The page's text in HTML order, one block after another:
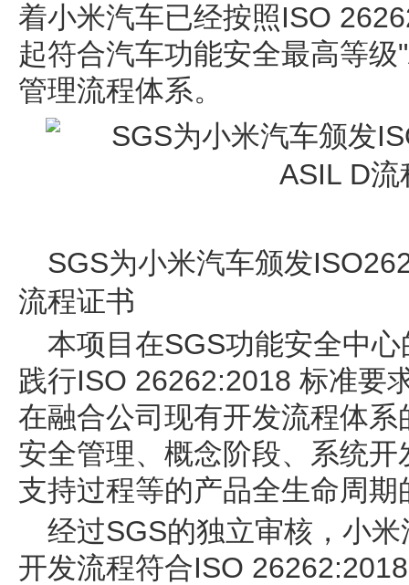
着小米汽车已经按照ISO
起符合汽车功能安全最高等
管理流程体系。
SGS为小米汽车颁发
流程证书
本项目在SGS功能安全中
践行ISO 26262:2018 标准要
在融合公司现有开发流程体
安全管理、概念阶段、系统
支持过程等的产品全生命周
经过SGS的独立审核，小
开发流程符合ISO